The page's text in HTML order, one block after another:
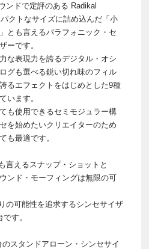
ンドで定評のある Radikal
クトなサイズに詰め込んだ「小
とも言えるパラフォニック・セ
ーです。
な表現力を誇るデジタル・オシ
グも選べる鋭い切れ味のフィル
るエフェクトをはじめとした9種
います。
も使用できるセミモジュラー構
を始めたいクリエイターのため
も最適です。
言えるスナップ・ショットと
ンド・モーフィングは無限の可
の可能性を追求するシンセサイザ
す。
スタンドアローン・シンセサイ